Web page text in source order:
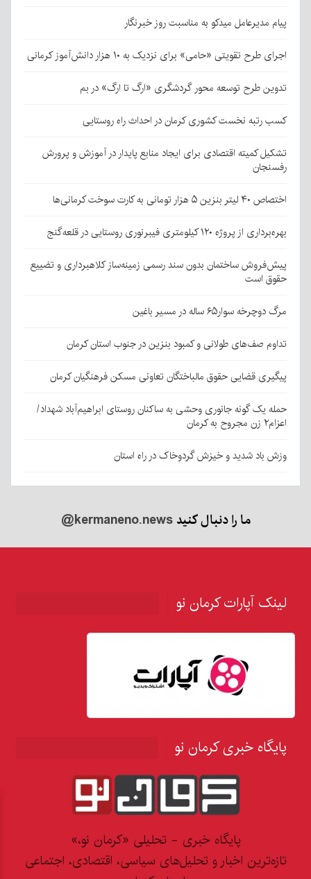
پیام مدیرعامل میدکو به مناسبت روز خبرنگار
اجرای طرح تقویتی «حامی» برای نزدیک به ۱۰ هزار دانش‌آموز کرمانی
تدوین طرح توسعه محور گردشگری «ارگ تا ارگ» در بم
کسب رتبه نخست کشوری کرمان در احداث راه روستایی
تشکیل کمیته اقتصادی برای ایجاد منابع پایدار در آموزش و پرورش
رفسنجان
اختصاص ۴۰ لیتر بنزین ۵ هزار تومانی به کارت سوخت کرمانی‌ها
بهره‌برداری از پروژه ۱۲۰ کیلومتری فیبرنوری روستایی در قلعه‌گنج
پیش‌فروش ساختمان بدون سند رسمی زمینه‌ساز کلاهبرداری و تضییع
حقوق است
مرگ دوچرخه سوار۶۵ ساله در مسیر باغین
تداوم صف‌های طولانی و کمبود بنزین در جنوب استان کرمان
پیگیری قضایی حقوق مالباختگان تعاونی مسکن فرهنگیان کرمان
حمله یک گونه جانوری وحشی به ساکنان روستای ابراهیم‌آباد شهداد/
اعزام۲ زن مجروح به کرمان
وزش باد شدید و خیزش گردوخاک در راه استان
ما را دنبال کنید@kermaneno.news
لینک آپارات کرمان نو
پایگاه خبری کرمان نو
پایگاه خبری - تحلیلی «کرمان نو،»
تازه‌ترین اخبار و تحلیل‌های سیاسی، اقتصادی، اجتماعی